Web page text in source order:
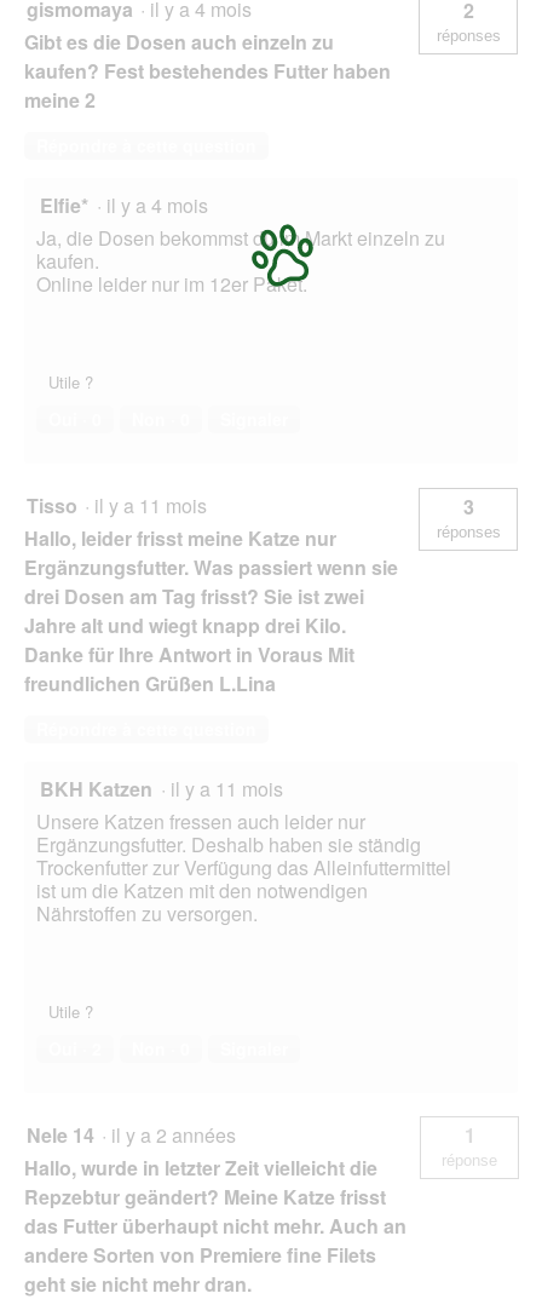
gismomaya · il y a 4 mois
Gibt es die Dosen auch einzeln zu
kaufen? Fest bestehendes Futter haben
meine 2
2
réponses
Elfie* · il y a 4 mois
Ja, die Dosen bekommst du im Markt einzeln zu
kaufen.
Online leider nur im 12er Paket.
Utile ?
Tisso · il y a 11 mois
Hallo, leider frisst meine Katze nur
Ergänzungsfutter. Was passiert wenn sie
drei Dosen am Tag frisst? Sie ist zwei
Jahre alt und wiegt knapp drei Kilo.
Danke für Ihre Antwort in Voraus Mit
freundlichen Grüßen L.Lina
3
réponses
BKH Katzen · il y a 11 mois
Unsere Katzen fressen auch leider nur
Ergänzungsfutter. Deshalb haben sie ständig
Trockenfutter zur Verfügung das Alleinfuttermittel
ist um die Katzen mit den notwendigen
Nährstoffen zu versorgen.
Utile ?
Nele 14 · il y a 2 années
Hallo, wurde in letzter Zeit vielleicht die
Repzebtur geändert? Meine Katze frisst
das Futter überhaupt nicht mehr. Auch an
andere Sorten von Premiere fine Filets
geht sie nicht mehr dran.
1
réponse